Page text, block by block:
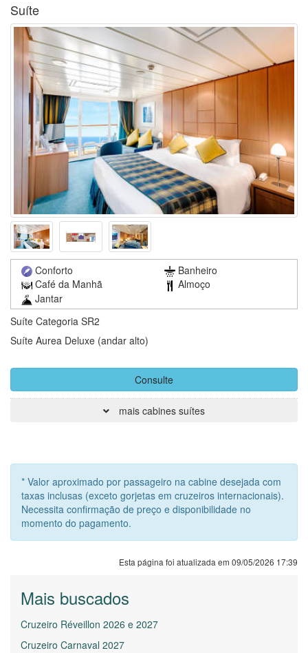
Suíte
Conforto
Banheiro
Café da Manhã
Almoço
Jantar
Suíte Categoria SR2
Suíte Aurea Deluxe (andar alto)
Consulte
mais cabines suítes
* Valor aproximado por passageiro na cabine desejada com
taxas inclusas (exceto gorjetas em cruzeiros internacionais).
Necessita confirmação de preço e disponibilidade no
momento do pagamento.
Esta página foi atualizada em 09/05/2026 17:39
Mais buscados
Cruzeiro Réveillon 2026 e 2027
Cruzeiro Carnaval 2027